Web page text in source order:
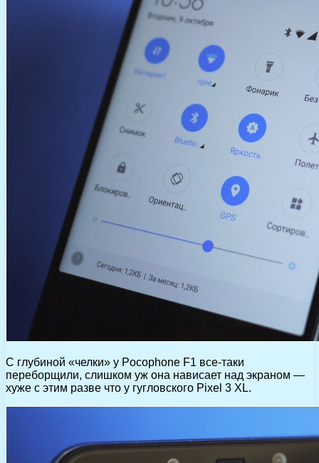
С глубиной «челки» у Pocophone F1 все-таки
переборщили, слишком уж она нависает над экраном —
хуже с этим разве что у гугловского Pixel 3 XL.